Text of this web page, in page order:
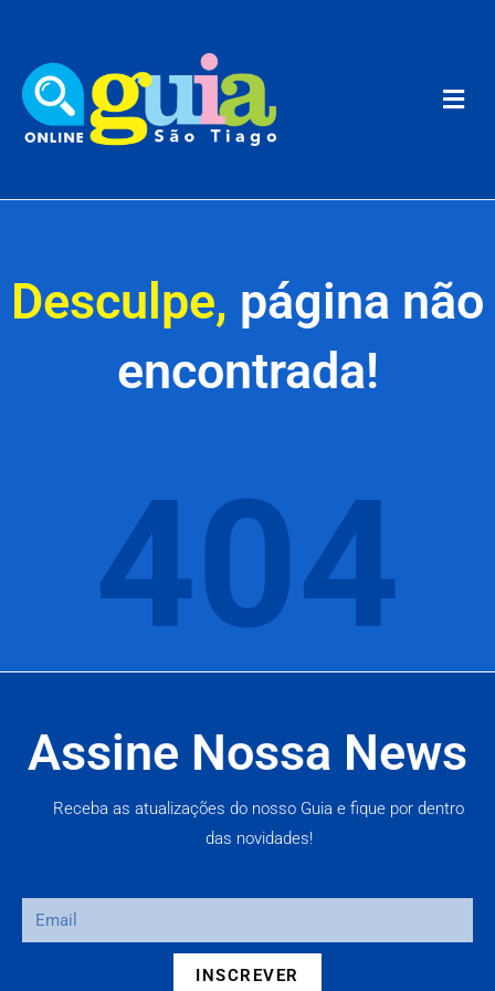
Desculpe, página não
encontrada!
404
Assine Nossa News
Receba as atualizações do nosso Guia e fique por dentro
das novidades!
INSCREVER